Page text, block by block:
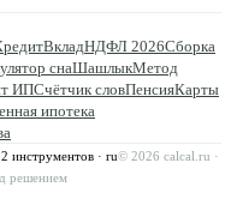
ВкладНДФЛ 2026Сборка
снаШашлыкМетод
ИПСчётчик словПенсияКарты
ипотека
инструментов · ru© 2026 calcal.ru ·
решением